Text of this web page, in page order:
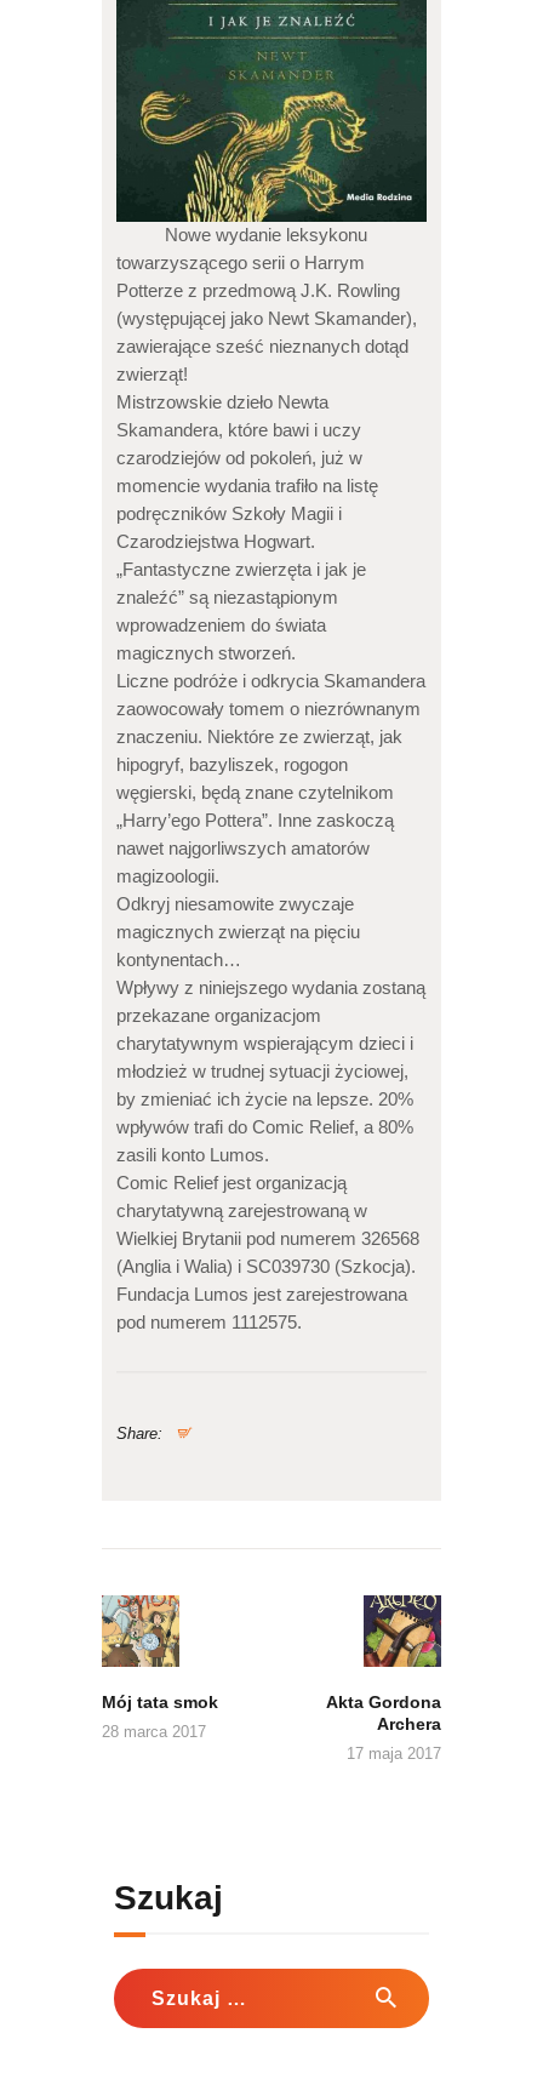
Nowe wydanie leksykonu
towarzyszącego serii o Harrym
Potterze z przedmową J.K. Rowling
(występującej jako Newt Skamander),
zawierające sześć nieznanych dotąd
zwierząt!
Mistrzowskie dzieło Newta
Skamandera, które bawi i uczy
czarodziejów od pokoleń, już w
momencie wydania trafiło na listę
podręczników Szkoły Magii i
Czarodziejstwa Hogwart.
„Fantastyczne zwierzęta i jak je
znaleźć” są niezastąpionym
wprowadzeniem do świata
magicznych stworzeń.
Liczne podróże i odkrycia Skamandera
zaowocowały tomem o niezrównanym
znaczeniu. Niektóre ze zwierząt, jak
hipogryf, bazyliszek, rogogon
węgierski, będą znane czytelnikom
„Harry’ego Pottera”. Inne zaskoczą
nawet najgorliwszych amatorów
magizoologii.
Odkryj niesamowite zwyczaje
magicznych zwierząt na pięciu
kontynentach…
Wpływy z niniejszego wydania zostaną
przekazane organizacjom
charytatywnym wspierającym dzieci i
młodzież w trudnej sytuacji życiowej,
by zmieniać ich życie na lepsze. 20%
wpływów trafi do Comic Relief, a 80%
zasili konto Lumos.
Comic Relief jest organizacją
charytatywną zarejestrowaną w
Wielkiej Brytanii pod numerem 326568
(Anglia i Walia) i SC039730 (Szkocja).
Fundacja Lumos jest zarejestrowana
pod numerem 1112575.
Share:
wpisu
Mój tata smok
28 marca 2017
Akta Gordona
Archera
17 maja 2017
Szukaj
Szukaj: